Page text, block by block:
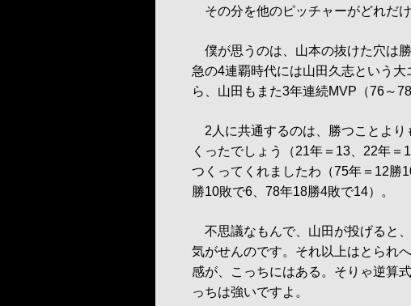
その分を他のピッチャーがどれだけ
僕が思うのは、山本の抜けた穴は
急の4連覇時代には山田久志という
ら、山田もまた3年連続MVP（76～78
2人に共通するのは、勝つことより
くったでしょう（21年＝13、22年
つくってくれましたわ（75年＝12勝
勝10敗で6、78年18勝4敗で14）。
不思議なもんで、山田が投げると
気がせんのです。それ以上はとられ
感が、こっちにはある。そりゃ逆算
っちは強いですよ。